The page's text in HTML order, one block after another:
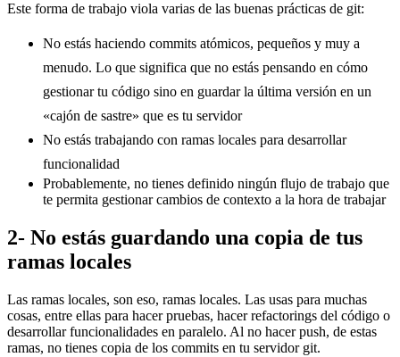
Este forma de trabajo viola varias de las buenas prácticas de git:
No estás haciendo commits atómicos, pequeños y muy a
menudo. Lo que significa que no estás pensando en cómo
gestionar tu código sino en guardar la última versión en un
«cajón de sastre» que es tu servidor
No estás trabajando con ramas locales para desarrollar
funcionalidad
Probablemente, no tienes definido ningún flujo de trabajo que
te permita gestionar cambios de contexto a la hora de trabajar
2- No estás guardando una copia de tus
ramas locales
Las ramas locales, son eso, ramas locales. Las usas para muchas
cosas, entre ellas para hacer pruebas, hacer refactorings del código o
desarrollar funcionalidades en paralelo. Al no hacer push, de estas
ramas, no tienes copia de los commits en tu servidor git.